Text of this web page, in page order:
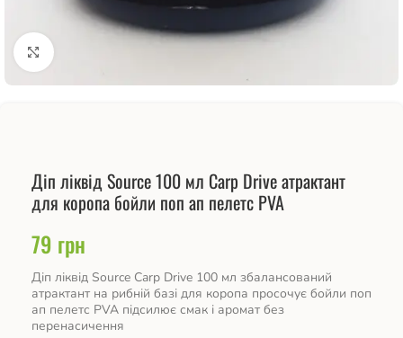
Натисніть, щоб збільшити
Діп ліквід Source 100 мл Carp Drive атрактант
для коропа бойли поп ап пелетс PVA
79 грн
Діп ліквід Source Carp Drive 100 мл збалансований
атрактант на рибній базі для коропа просочує бойли поп
ап пелетс PVA підсилює смак і аромат без
перенасичення